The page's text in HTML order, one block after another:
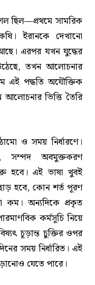
ছিল—প্রথমে সামরিক
ইরানকে দেখানো
আছে। এরপর যখন যুদ্ধের
তখন আলোচনার
এই পদ্ধতি অযৌক্তিক
ভিত্তি তৈরি
ও সময় নির্ধারণে।
সম্পদ অবমুক্তকরণ
এই ভাষা খুবই
হবে, কোন শর্ত পূরণ
কম। অন্যদিকে প্রকৃত
কর্মসূচি নিয়ে
চূড়ান্ত চুক্তির ওপর
সময় নির্ধারিত। এই
যেতে পারে।